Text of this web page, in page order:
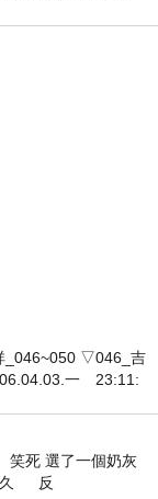
、叫眾人
_046~050 ▽046_吉
一 23:11:
死 選了一個奶灰
久 反